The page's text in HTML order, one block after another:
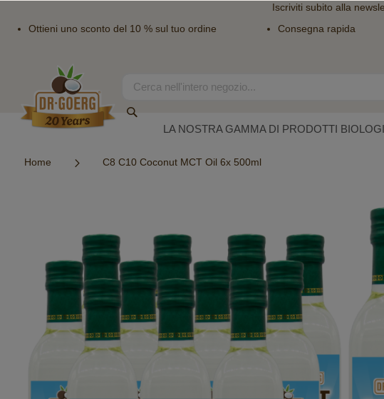
Iscriviti subito alla
Ottieni uno sconto del 10 % sul tuo ordine
Consegna rapida
contenuto
Search
LA NOSTRA GAMMA DI PRODOTTI
Home C8 C10 Coconut MCT Oil 6x 500ml
immagini